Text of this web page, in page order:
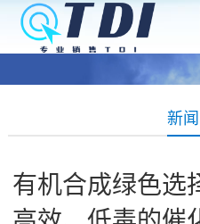
新
有机合成绿色选